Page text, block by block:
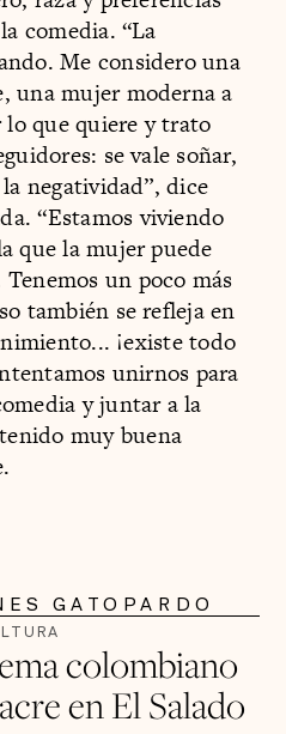
comedia. “La
Me considero una
una mujer moderna a
lo que quiere y trato
se vale soñar,
negatividad”, dice
“Estamos viviendo
que la mujer puede
un poco más
también se refleja en
¡existe todo
unirnos para
y juntar a la
muy buena
GATOPARDO
colombiano
en El Salado